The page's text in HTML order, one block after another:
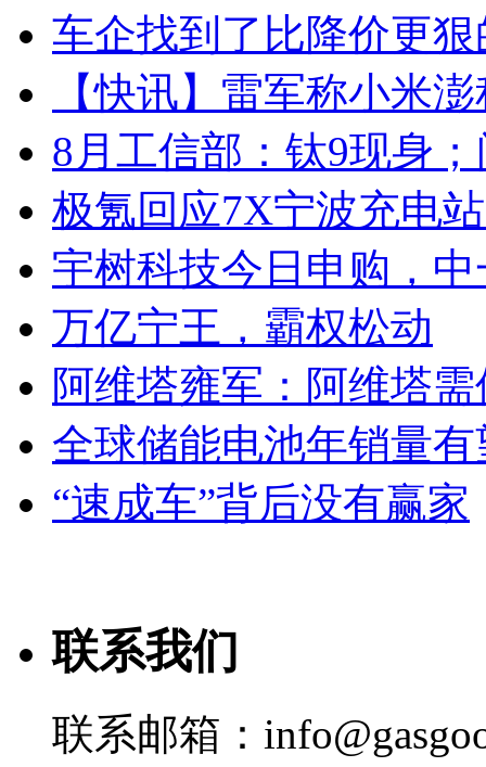
车企找到了比降价更
【快讯】雷军称小米
8月工信部：钛9现身
极氪回应7X宁波充电
宇树科技今日申购，
万亿宁王，霸权松动
阿维塔雍军：阿维塔
全球储能电池年销量
“速成车”背后没有赢家
联系我们
联系邮箱：